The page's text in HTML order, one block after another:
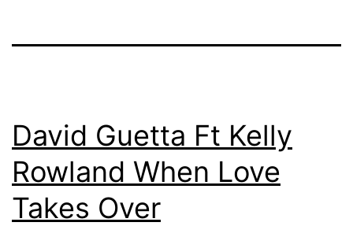
David Guetta Ft Kelly
Rowland When Love
Takes Over